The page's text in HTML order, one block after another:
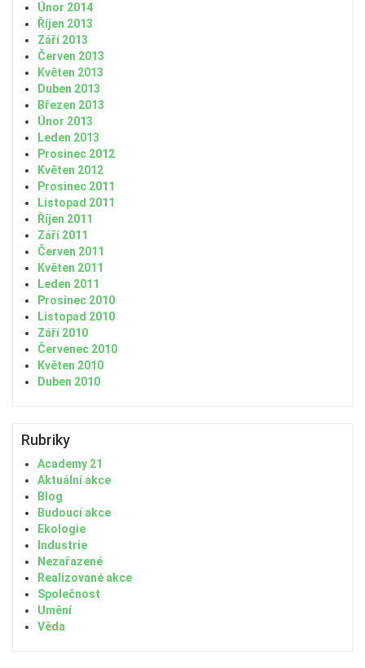
Únor 2014
Říjen 2013
Září 2013
Červen 2013
Květen 2013
Duben 2013
Březen 2013
Únor 2013
Leden 2013
Prosinec 2012
Květen 2012
Prosinec 2011
Listopad 2011
Říjen 2011
Září 2011
Červen 2011
Květen 2011
Leden 2011
Prosinec 2010
Listopad 2010
Září 2010
Červenec 2010
Květen 2010
Duben 2010
Rubriky
Academy 21
Aktuální akce
Blog
Budoucí akce
Ekologie
Industrie
Nezařazené
Realizované akce
Společnost
Umění
Věda